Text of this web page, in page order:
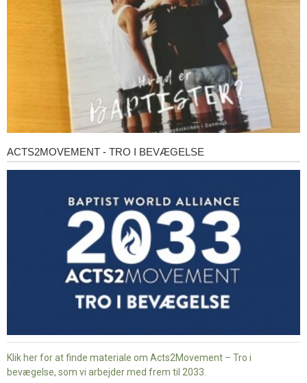
Acts2Movement
-
ACTS2MOVEMENT - TRO I BEVÆGELSE
Klik her for at finde materiale om Acts2Movement – Tro i
bevægelse, som vi arbejder med frem til 2033.